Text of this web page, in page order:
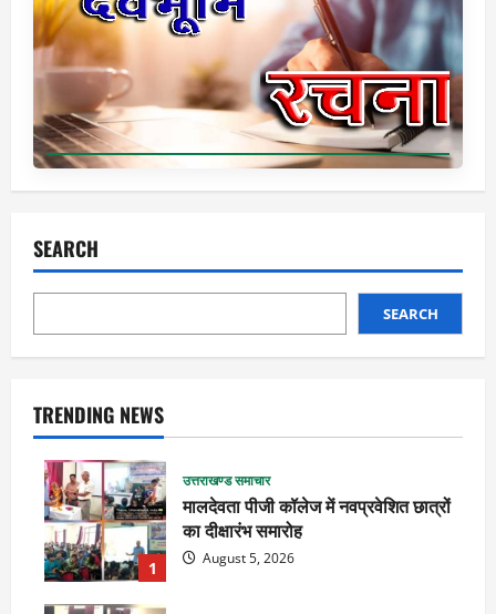
SEARCH
SEARCH
TRENDING NEWS
1
उत्तराखण्ड समाचार
मालदेवता पीजी कॉलेज में नवप्रवेशित छात्रों
का दीक्षारंभ समारोह
August 5, 2026